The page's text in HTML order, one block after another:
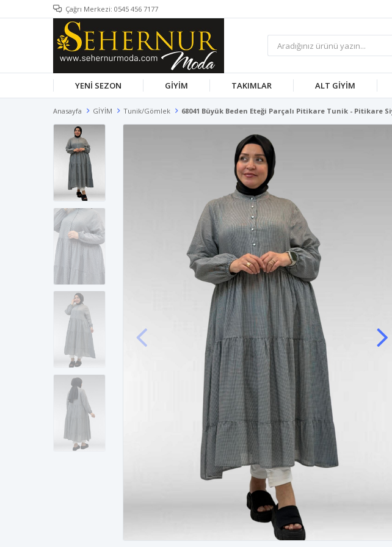
Çağrı Merkezi: 0545 456 7177
YENİ SEZON GİYİM TAKIMLAR ALT GİYİM
Anasayfa GİYİM Tunik/Gömlek 68041 Büyük Beden Eteği Parçalı Pitikare Tunik - Pitikare